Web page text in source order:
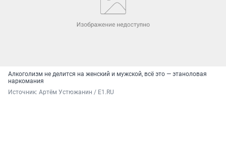
Алкоголизм не делится на женский и мужской, всё это — этаноловая
наркомания
Источник: Артём Устюжанин / E1.RU